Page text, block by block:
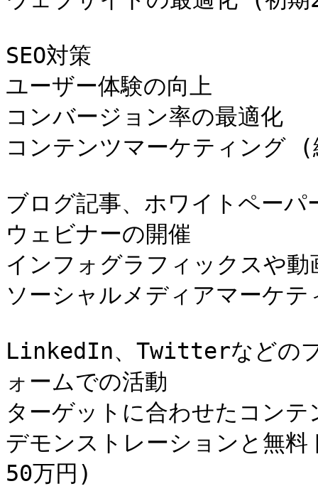
SEO対策
ユーザー体験の向上
コンバージョン率の最適化
コンテンツマーケティング
ブログ記事、ホワイトペーパ
ウェビナーの開催
インフォグラフィックスや
ソーシャルメディアマーケ
LinkedIn、Twitterなどのプ
ォームでの活動
ターゲットに合わせたコンテ
デモンストレーションと無
50万円)